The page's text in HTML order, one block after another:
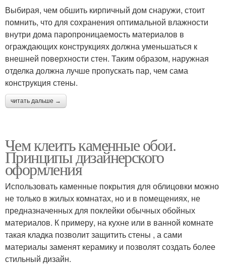
Выбирая, чем обшить кирпичный дом снаружи, стоит
помнить, что для сохранения оптимальной влажности
внутри дома паропроницаемость материалов в
ограждающих конструкциях должна уменьшаться к
внешней поверхности стен. Таким образом, наружная
отделка должна лучше пропускать пар, чем сама
конструкция стены.
читать дальше →
Чем клеить каменные обои.
Принципы дизайнерского
оформления
Использовать каменные покрытия для облицовки можно
не только в жилых комнатах, но и в помещениях, не
предназначенных для поклейки обычных обойных
материалов. К примеру, на кухне или в ванной комнате
такая кладка позволит защитить стены , а сами
материалы заменят керамику и позволят создать более
стильный дизайн.